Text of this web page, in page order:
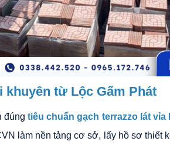
khuyên từ Lộc Gấm Phát
đúng tiêu chuẩn gạch terrazzo lát vỉa
làm nền tảng cơ sở, lấy hồ sơ thiết